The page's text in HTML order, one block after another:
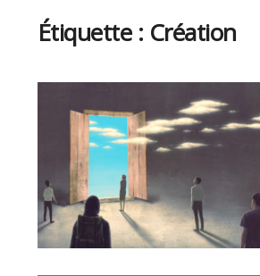
Étiquette : Création